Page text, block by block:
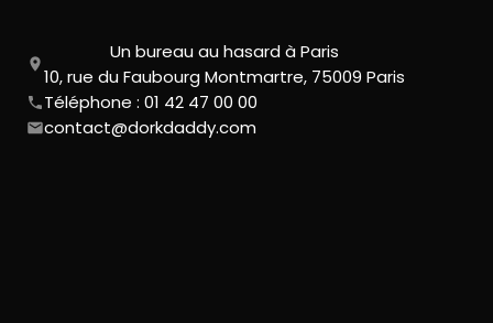
Un bureau au hasard à Paris
10, rue du Faubourg Montmartre, 75009 Paris
Téléphone : 01 42 47 00 00
contact@dorkdaddy.com